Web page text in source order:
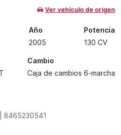
Ver vehículo de origen
Año
2005
Potencia
130 CV
Cambio
Caja de cambios 6-marcha
8465230541